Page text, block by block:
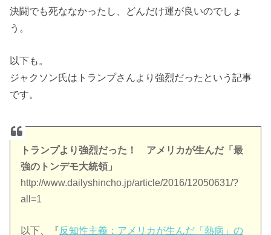
決闘でも死ななかったし、どんだけ運が良いのでしょ
う。
以下も。
ジャクソン氏はトランプさんより強烈だったという記事
です。
トランプより強烈だった！ アメリカが生んだ「最
強のトンデモ大統領」
http://www.dailyshincho.jp/article/2016/12050631/?
all=1
以下、『反知性主義：アメリカが生んだ「熱病」の